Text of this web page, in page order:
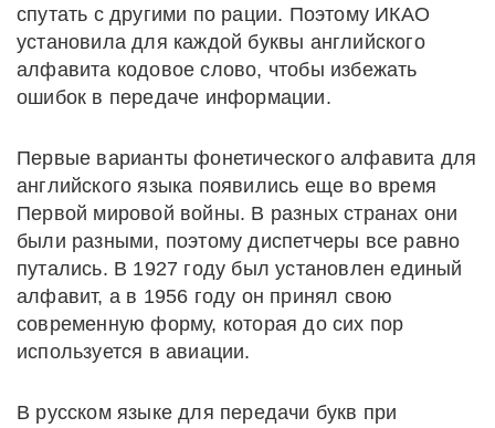
спутать с другими по рации. Поэтому ИКАО
установила для каждой буквы английского
алфавита кодовое слово, чтобы избежать
ошибок в передаче информации.
Первые варианты фонетического алфавита для
английского языка появились еще во время
Первой мировой войны. В разных странах они
были разными, поэтому диспетчеры все равно
путались. В 1927 году был установлен единый
алфавит, а в 1956 году он принял свою
современную форму, которая до сих пор
используется в авиации.
В русском языке для передачи букв при